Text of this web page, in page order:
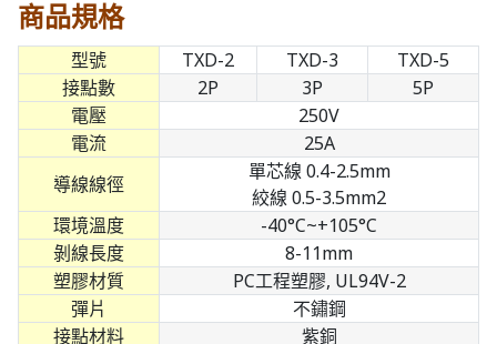
商品規格
型號 TXD-2 TXD-3
TXD-5
接點數
2P 3P
5P
電壓
250V
電流
25A
導線線徑
單芯線 0.4-2.5mm
絞線 0.5-3.5mm2
環境溫度
-40°C~+105°C
剝線長度
8-11mm
塑膠材質
PC工程塑膠, UL94V-2
彈片
不鏽鋼
接點材料
紫銅